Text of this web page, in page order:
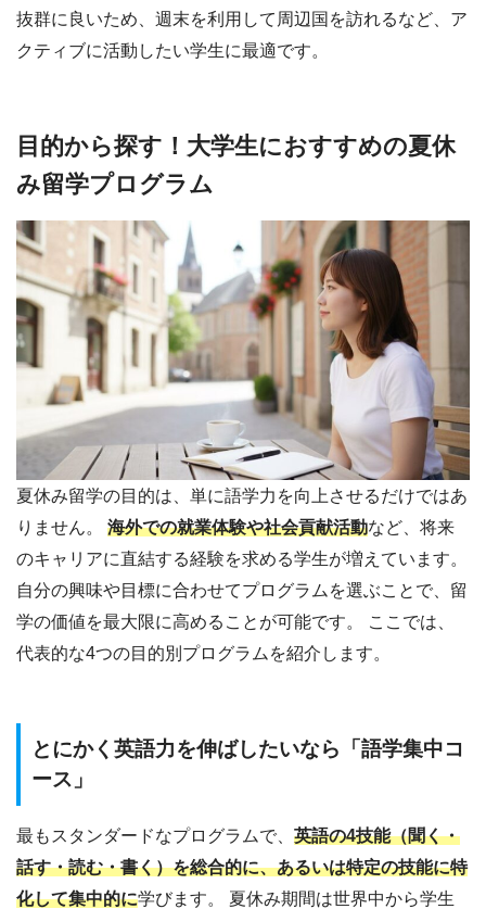
抜群に良いため、週末を利用して周辺国を訪れるなど、ア
クティブに活動したい学生に最適です。
目的から探す！大学生におすすめの夏休
み留学プログラム
夏休み留学の目的は、単に語学力を向上させるだけではあ
りません。 海外での就業体験や社会貢献活動など、将来
のキャリアに直結する経験を求める学生が増えています。
自分の興味や目標に合わせてプログラムを選ぶことで、留
学の価値を最大限に高めることが可能です。 ここでは、
代表的な4つの目的別プログラムを紹介します。
とにかく英語力を伸ばしたいなら「語学集中コ
ース」
最もスタンダードなプログラムで、 英語の4技能（聞く・
話す・読む・書く）を総合的に、あるいは特定の技能に特
化して集中的に学びます。 夏休み期間は世界中から学生